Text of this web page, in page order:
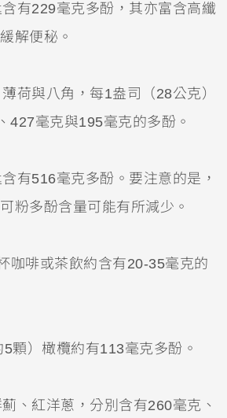
有229毫克多酚，其亦富含高纖
解便秘。
荷與八角，每1盎司（28公克）
427毫克與195毫克的多酚。
有516毫克多酚。要注意的是，
粉多酚含量可能有所減少。
咖啡或茶飲約含有20-35毫克的
顆）橄欖約有113毫克多酚。
、紅洋蔥，分別含有260毫克、